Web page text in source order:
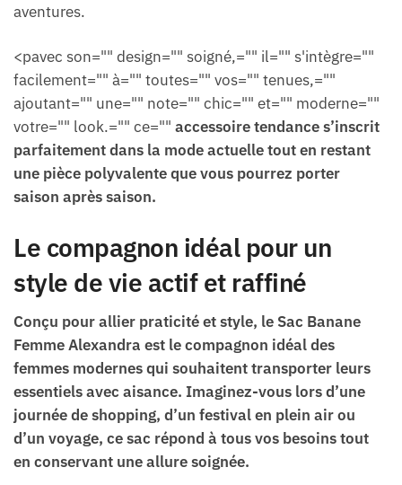
aventures.
<pavec son="" design="" soigné,="" il="" s'intègre=""
facilement="" à="" toutes="" vos="" tenues,=""
ajoutant="" une="" note="" chic="" et="" moderne=""
votre="" look.="" ce="" accessoire tendance s’inscrit
parfaitement dans la mode actuelle tout en restant
une pièce polyvalente que vous pourrez porter
saison après saison.
Le compagnon idéal pour un
style de vie actif et raffiné
Conçu pour allier praticité et style, le Sac Banane
Femme Alexandra est le compagnon idéal des
femmes modernes qui souhaitent transporter leurs
essentiels avec aisance. Imaginez-vous lors d’une
journée de shopping, d’un festival en plein air ou
d’un voyage, ce sac répond à tous vos besoins tout
en conservant une allure soignée.